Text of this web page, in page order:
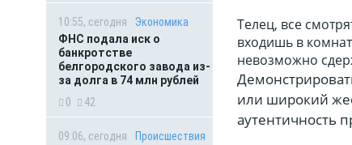
10:55, сегодня
Экономика
ФНС подала иск о
банкротстве
белгородского завода из-
за долга в 74 млн рублей
0
42
09:06, сегодня
Происшествия
Телец, все
входишь в
невозможно
или широкий
аутентичность